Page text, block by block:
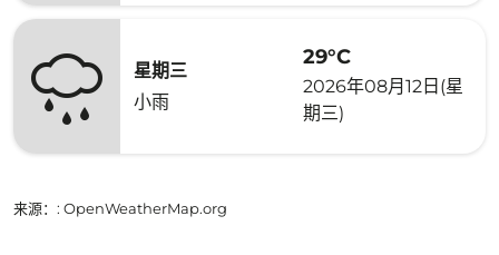
星期三
小雨
29°C
2026年08月12日(星
期三)
来源： : OpenWeatherMap.org